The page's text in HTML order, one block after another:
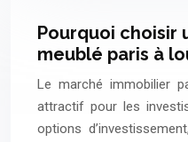
Pourquoi choisir
meublé paris à
Le marché immobilier
attractif pour les
options